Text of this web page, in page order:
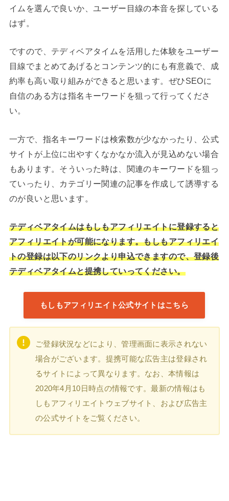
イムを選んで良いか、ユーザー目線の本音を探している
はず。
ですので、テディベアタイムを活用した体験をユーザー
目線でまとめてあげるとコンテンツ的にも有意義で、成
約率も高い取り組みができると思います。ぜひSEOに
自信のある方は指名キーワードを狙って行ってくださ
い。
一方で、指名キーワードは検索数が少なかったり、公式
サイトが上位に出やすくなかなか流入が見込めない場合
もあります。そういった時は、関連のキーワードを狙っ
ていったり、カテゴリー関連の記事を作成して誘導する
のが良いと思います。
テディベアタイムはもしもアフィリエイトに登録すると
アフィリエイトが可能になります。もしもアフィリエイ
トの登録は以下のリンクより申込できますので、登録後
テディベアタイムと提携していってください。
もしもアフィリエイト公式サイトはこちら
ご登録状況などにより、管理画面に表示されない
場合がございます。提携可能な広告主は登録され
るサイトによって異なります。なお、本情報は
2020年4月10日時点の情報です。最新の情報はも
しもアフィリエイトウェブサイト、および広告主
の公式サイトをご覧ください。